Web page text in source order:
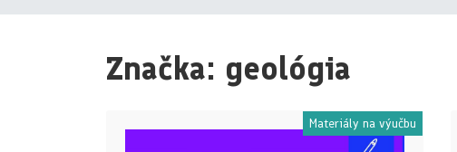
Značka: geológia
Materiály na výučbu